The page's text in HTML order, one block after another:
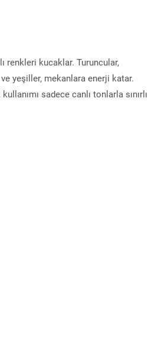
renkleri kucaklar. Turuncular,
ve yeşiller, mekanlara enerji katar.
sadece canlı tonlarla sınırlı